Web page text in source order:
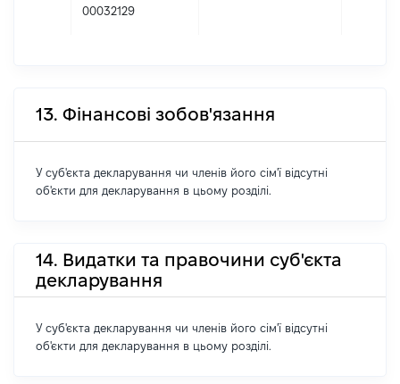
00032129
13. Фінансові зобов'язання
У суб'єкта декларування чи членів його сім'ї відсутні
об'єкти для декларування в цьому розділі.
14. Видатки та правочини суб'єкта
декларування
У суб'єкта декларування чи членів його сім'ї відсутні
об'єкти для декларування в цьому розділі.